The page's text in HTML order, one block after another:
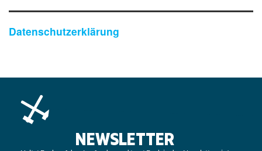
Datenschutzerklärung
NEWSLETTER